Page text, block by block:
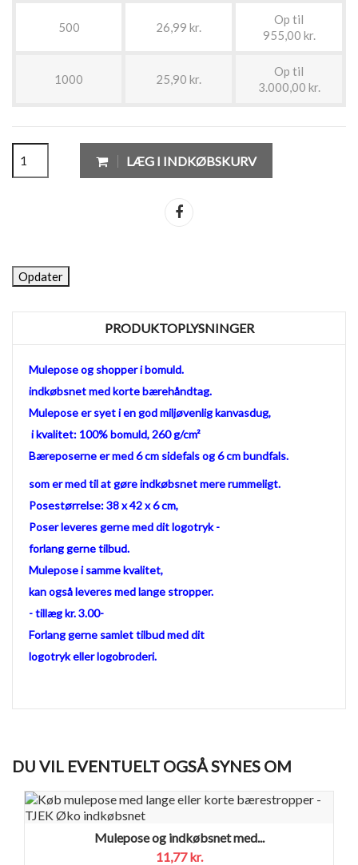
500 26,99 kr.
Op til
955,00 kr.
1000 25,90 kr.
Op til
3.000,00 kr.
LÆG I INDKØBSKURV
PRODUKTOPLYSNINGER
Mulepose og shopper i bomuld.
indkøbsnet med korte bærehåndtag.
Mulepose er syet i en god miljøvenlig kanvasdug,
i kvalitet: 100% bomuld, 260 g/cm²
Bæreposerne er med 6 cm sidefals og 6 cm bundfals.
som er med til at gøre indkøbsnetmere rummeligt.
Posestørrelse: 38 x 42 x 6 cm,
Poser leveres gerne med dit logotryk -
forlang gerne tilbud.
Mulepose i samme kvalitet,
kan også leveres med lange stropper.
- tillæg kr. 3.00-
Forlang gerne samlet tilbud med dit
logotryk eller logobroderi.
DU VIL EVENTUELT OGSÅ SYNES OM
Mulepose og indkøbsnet med...
11,77 kr.